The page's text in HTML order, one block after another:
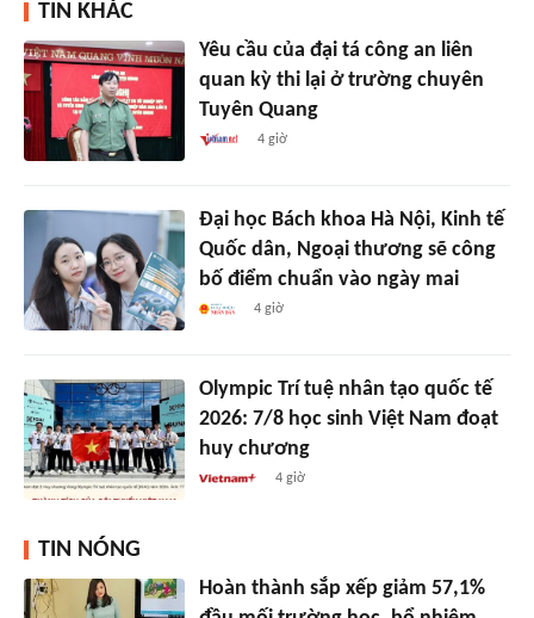
TIN KHÁC
Yêu cầu của đại tá công an liên
quan kỳ thi lại ở trường chuyên
Tuyên Quang
4 giờ
Đại học Bách khoa Hà Nội, Kinh tế
Quốc dân, Ngoại thương sẽ công
bố điểm chuẩn vào ngày mai
4 giờ
Olympic Trí tuệ nhân tạo quốc tế
2026: 7/8 học sinh Việt Nam đoạt
huy chương
4 giờ
TIN NÓNG
Hoàn thành sắp xếp giảm 57,1%